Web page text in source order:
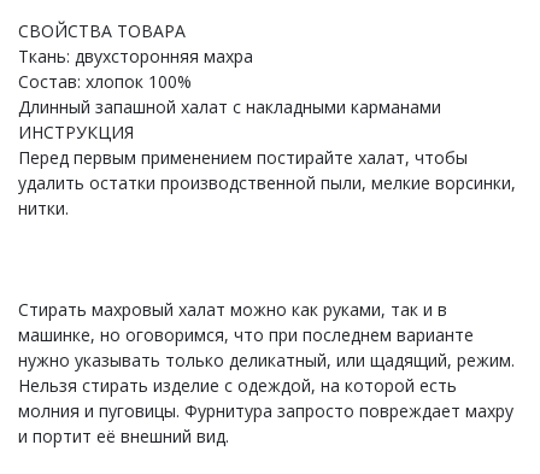
КОНТАКТЫ
ОТЗЫВЫ
СВОЙСТВА ТОВАРА
Ткань: двухсторонняя махра
Состав: хлопок 100%
Длинный запашной халат с накладными карманами
ИНСТРУКЦИЯ
Перед первым применением постирайте халат, чтобы
удалить остатки производственной пыли, мелкие ворсинки,
нитки.
Стирать махровый халат можно как руками, так и в
машинке, но оговоримся, что при последнем варианте
нужно указывать только деликатный, или щадящий, режим.
Нельзя стирать изделие с одеждой, на которой есть
молния и пуговицы. Фурнитура запросто повреждает махру
и портит её внешний вид.